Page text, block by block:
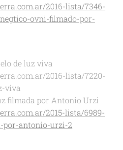
2016-lista/7346-
ovni-filmado-por-
de luz viva
2016-lista/7220-
viva
filmada por Antonio Urzi
2015-lista/6989-
por-antonio-urzi-2